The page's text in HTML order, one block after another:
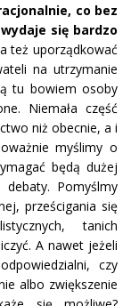
co bez
się bardzo
też uporządkować
na utrzymanie
tu bowiem osoby
Niemała część
niż obecnie, a i
myślimy o
będą dużej
Pomyślmy
prześcigania się
tanich
A nawet jeżeli
czy
albo zwiększenie